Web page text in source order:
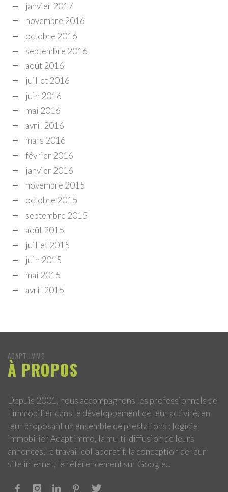
janvier 2017
novembre 2016
octobre 2016
septembre 2016
août 2016
juillet 2016
juin 2016
mai 2016
avril 2016
mars 2016
février 2016
janvier 2016
novembre 2015
octobre 2015
septembre 2015
août 2015
juillet 2015
juin 2015
mai 2015
avril 2015
ADAPT IMMO
À PROPOS
Depuis 2001, nous accompagnons les professionnels de
l'immobilier dans le développement de leur activité, en
leur proposant un ensemble de prestations : logiciel
immobilier Adapt immo, la multi-diffusion de leurs
annonces, le travail collaboratif, la conception de leur
site internet, le référencement sur Google...